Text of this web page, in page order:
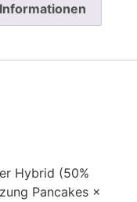
Hybrid (50%
Pancakes ×